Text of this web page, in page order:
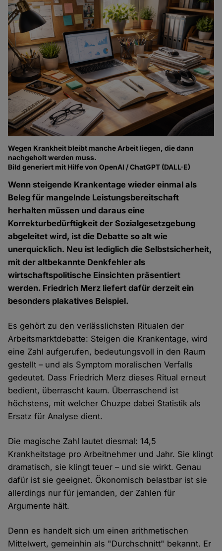
Wegen Krankheit bleibt manche Arbeit liegen, die dann
nachgeholt werden muss.
Bild generiert mit Hilfe von OpenAI / ChatGPT (DALL·E)
Wenn steigende Krankentage wieder einmal als
Beleg für mangelnde Leistungsbereitschaft
herhalten müssen und daraus eine
Korrekturbedürftigkeit der Sozialgesetzgebung
abgeleitet wird, ist die Debatte so alt wie
unerquicklich. Neu ist lediglich die Selbstsicherheit,
mit der altbekannte Denkfehler als
wirtschaftspolitische Einsichten präsentiert
werden. Friedrich Merz liefert dafür derzeit ein
besonders plakatives Beispiel.
Es gehört zu den verlässlichsten Ritualen der
Arbeitsmarktdebatte: Steigen die Krankentage, wird
eine Zahl aufgerufen, bedeutungsvoll in den Raum
gestellt – und als Symptom moralischen Verfalls
gedeutet. Dass Friedrich Merz dieses Ritual erneut
bedient, überrascht kaum. Überraschend ist
höchstens, mit welcher Chuzpe dabei Statistik als
Ersatz für Analyse dient.
Die magische Zahl lautet diesmal: 14,5
Krankheitstage pro Arbeitnehmer und Jahr. Sie klingt
dramatisch, sie klingt teuer – und sie wirkt. Genau
dafür ist sie geeignet. Ökonomisch belastbar ist sie
allerdings nur für jemanden, der Zahlen für
Argumente hält.
Denn es handelt sich um einen arithmetischen
Mittelwert, gemeinhin als "Durchschnitt" bekannt. Er